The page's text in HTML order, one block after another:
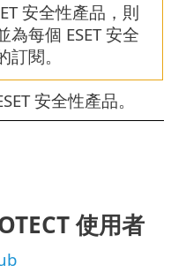
安全性產品，則
每個 ESET 安全
閱。
安全性產品。
使用者